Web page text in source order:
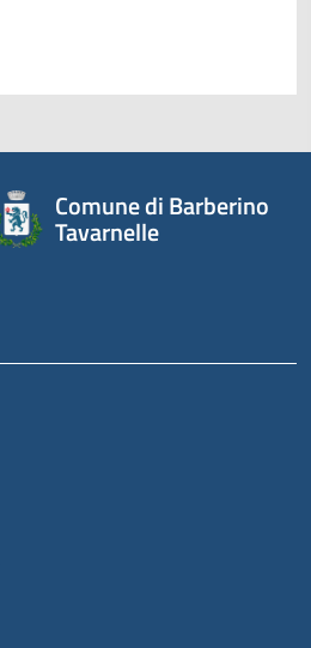
Comune di Barberino
Tavarnelle